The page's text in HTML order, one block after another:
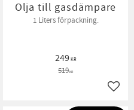
till i favoriter
Olja till gasdämpare
1 Liters förpackning.
249KR
519KR